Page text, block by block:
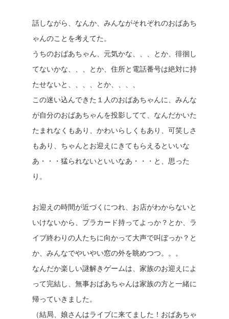
話しながら、なんか、みんながそれぞれのおばあち
ゃんのことを考えてた。
うちのおばあちゃん、元気かな、、、とか、徘徊し
てないかな、、、とか、住所と電話番号は絶対に持
たせないと、、、、とか、、、、
この迷い込んできた１人のおばあちゃんに、みんな
が自分のおばあちゃんを投影してて、なんだかいた
たまれなくもあり、かわいらしくもあり、可笑しさ
もあり、ちゃんとお迎えにきてもらえるといいな
あ・・・猛られないといいなあ・・・と、思った
り。
お迎えの時間が近づくにつれ、お店がわからないと
いけないから、プラカード持ってよっか？とか、ラ
イブ終わりの人たちに向かって大声で叫ぼっか？と
か、みんなでやいやい窓の外を眺めつつ。。。
なんだか楽しい謎解きゲームは、家族のお迎えによ
って完結し、無事おばあちゃんは家族の方と一緒に
帰っていきました。
（結局、娘さんはライブに来てました！おばあちゃ